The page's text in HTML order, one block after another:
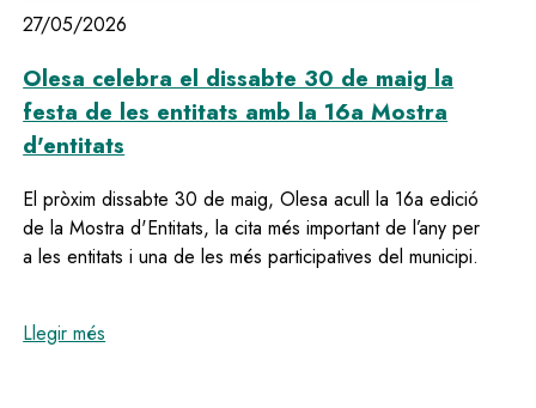
27/05/2026
Olesa celebra el dissabte 30 de maig la
festa de les entitats amb la 16a Mostra
d'entitats
El pròxim dissabte 30 de maig, Olesa acull la 16a edició
de la Mostra d'Entitats, la cita més important de l’any per
a les entitats i una de les més participatives del municipi.
Llegir més